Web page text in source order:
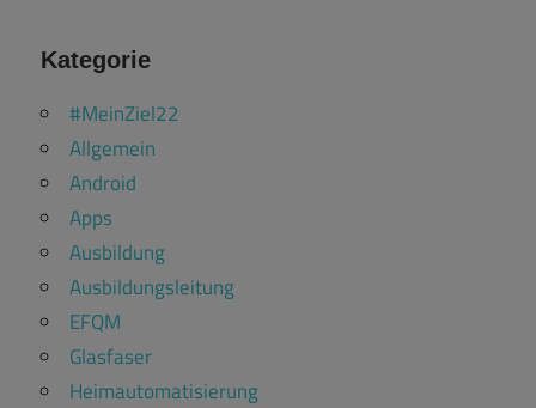
Kategorie
#MeinZiel22
Allgemein
Android
Apps
Ausbildung
Ausbildungsleitung
EFQM
Glasfaser
Heimautomatisierung